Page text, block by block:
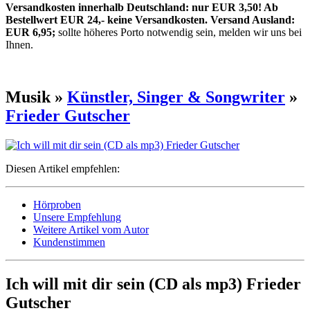
Versandkosten innerhalb Deutschland: nur EUR 3,50! Ab
Bestellwert EUR 24,- keine Versandkosten. Versand Ausland:
EUR 6,95; sollte höheres Porto notwendig sein, melden wir uns bei
Ihnen.
Musik » Künstler, Singer & Songwriter »
Frieder Gutscher
Diesen Artikel empfehlen:
Hörproben
Unsere Empfehlung
Weitere Artikel vom Autor
Kundenstimmen
Ich will mit dir sein (CD als mp3) Frieder
Gutscher